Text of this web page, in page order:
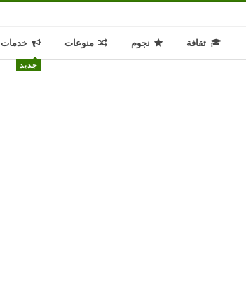
ثقافة نجوم منوعات خدمات
جديد